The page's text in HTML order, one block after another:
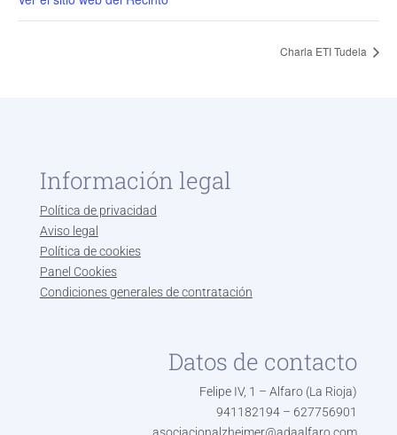
Charla ETI Tudela
Información legal
Política de privacidad
Aviso legal
Política de cookies
Panel Cookies
Condiciones generales de contratación
Datos de contacto
Felipe IV, 1 – Alfaro (La Rioja)
941182194 – 627756901